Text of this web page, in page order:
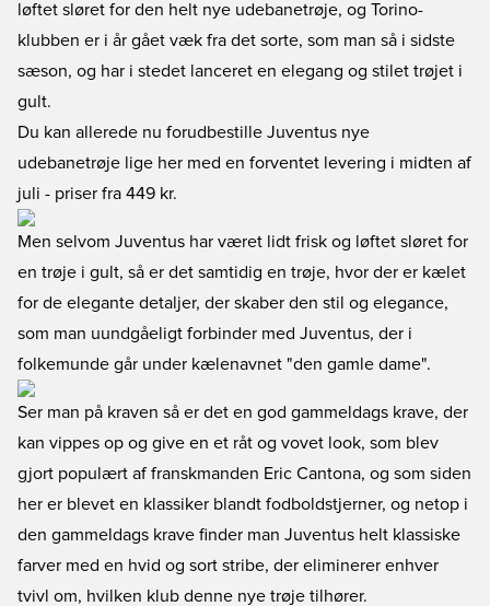
løftet sløret for den helt nye udebanetrøje, og Torino-
klubben er i år gået væk fra det sorte, som man så i sidste
sæson, og har i stedet lanceret en elegang og stilet trøjet i
gult.
Du kan allerede nu forudbestille Juventus nye
udebanetrøje lige her med en forventet levering i midten af
juli - priser fra 449 kr.
Men selvom Juventus har været lidt frisk og løftet sløret for
en trøje i gult, så er det samtidig en trøje, hvor der er kælet
for de elegante detaljer, der skaber den stil og elegance,
som man uundgåeligt forbinder med Juventus, der i
folkemunde går under kælenavnet "den gamle dame".
Ser man på kraven så er det en god gammeldags krave, der
kan vippes op og give en et råt og vovet look, som blev
gjort populært af franskmanden Eric Cantona, og som siden
her er blevet en klassiker blandt fodboldstjerner, og netop i
den gammeldags krave finder man Juventus helt klassiske
farver med en hvid og sort stribe, der eliminerer enhver
tvivl om, hvilken klub denne nye trøje tilhører.